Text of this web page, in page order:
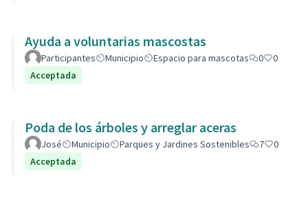
Ayuda a voluntarias mascostas
Participantes Municipio Espacio para mascotas 0
0
Acceptada
Poda de los árboles y arreglar aceras
José Municipio Parques y Jardines Sostenibles 7
0
Acceptada